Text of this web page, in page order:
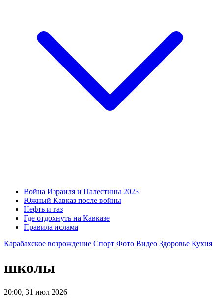
Война Израиля и Палестины 2023
Южный Кавказ после войны
Нефть и газ
Где отдохнуть на Кавказе
Правила ислама
Карабахское возрождение Спорт Фото Видео Здоровье Кухня
школы
20:00, 31 июл 2026